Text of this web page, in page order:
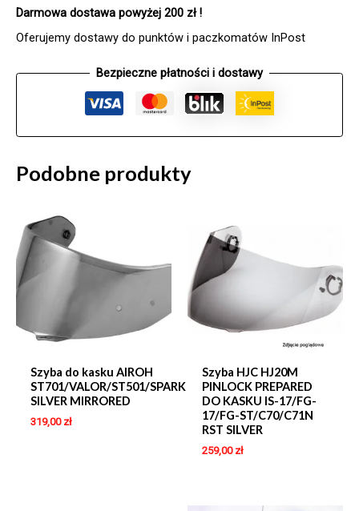
KASKU
F31/31
DARK
Darmowa dostawa powyżej 200 zł !
Oferujemy dostawy do punktów i paczkomatów InPost
Bezpieczne płatności i dostawy
Podobne produkty
Szyba do kasku AIROH
ST701/VALOR/ST501/SPARK
SILVER MIRRORED
319,00 zł
Szyba HJC HJ20M
PINLOCK PREPARED
DO KASKU IS-17/FG-
17/FG-ST/C70/C71N
RST SILVER
259,00 zł